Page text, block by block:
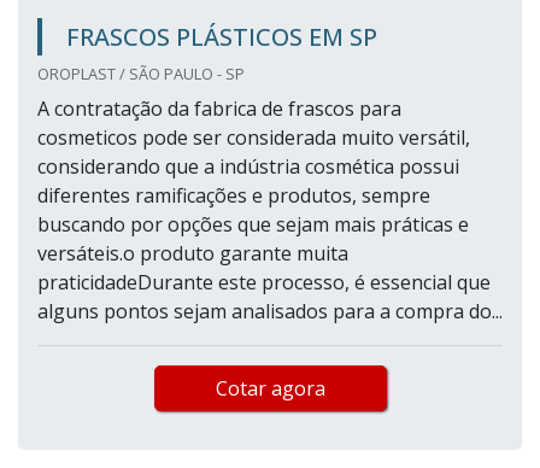
FRASCOS PLÁSTICOS EM SP
OROPLAST / SÃO PAULO - SP
A contratação da fabrica de frascos para
cosmeticos pode ser considerada muito versátil,
considerando que a indústria cosmética possui
diferentes ramificações e produtos, sempre
buscando por opções que sejam mais práticas e
versáteis.o produto garante muita
praticidadeDurante este processo, é essencial que
alguns pontos sejam analisados para a compra do...
Cotar agora